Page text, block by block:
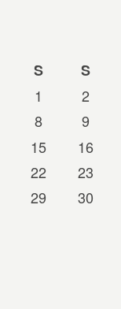
S
S
1
2
8
9
15
16
22
23
29
30